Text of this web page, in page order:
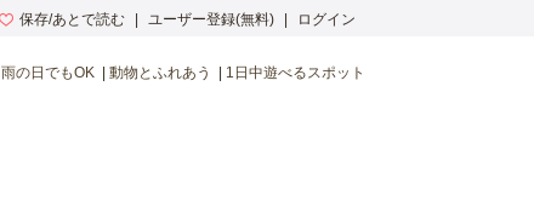
保存/あとで読む ユーザー登録(無料) ログイン
雨の日でもOK 動物とふれあう 1日中遊べるスポット